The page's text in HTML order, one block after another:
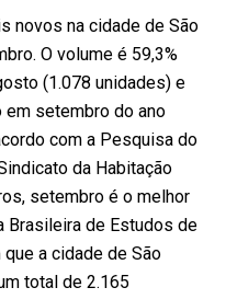
novos na cidade de São
O volume é 59,3%
(1.078 unidades) e
em setembro do ano
com a Pesquisa do
da Habitação
setembro é o melhor
Brasileira de Estudos de
a cidade de São
total de 2.165